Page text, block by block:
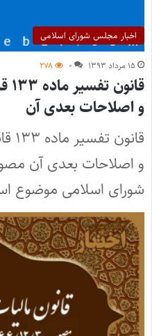
اخبار مجلس شورای اسلامی
۱۵ مرداد ۱۳۹۳ ۰ ۲۷۸
و اصلاحات بعدی آن
شورای اسلامی موضوع